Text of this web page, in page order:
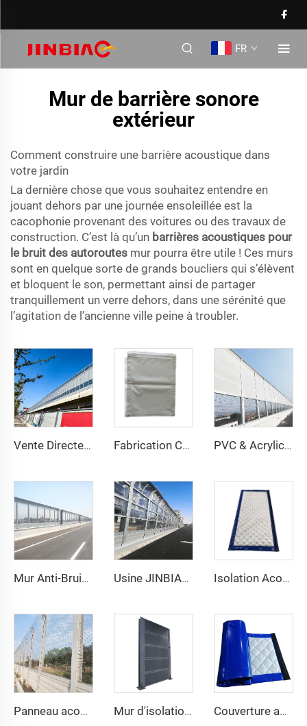
FR
Mur de barrière sonore
extérieur
Comment construire une barrière acoustique dans
votre jardin
La dernière chose que vous souhaitez entendre en
jouant dehors par une journée ensoleillée est la
cacophonie provenant des voitures ou des travaux de
construction. C’est là qu’un barrières acoustiques pour
le bruit des autoroutes mur pourra être utile ! Ces murs
sont en quelque sorte de grands boucliers qui s’élèvent
et bloquent le son, permettant ainsi de partager
tranquillement un verre dehors, dans une sérénité que
l’agitation de l’ancienne ville peine à troubler.
Vente Directe Usine Barrière Acoustique PVC Mur de Séparation Anti-Bruit pour Autoroute Feuille d'Acrylique Barrière Acoustique pour Autoroute aux Émirats Arabes Unis Fabrication Chinoise PVC Vinyle Chargé Anti-Bruit Usine Spécialisée en Barrières en Caoutchouc Livraison Directe d'Usine PVC & Acrylic Panneau Anti-Bruit Extérieur avec Fonction d'Isolation Acoustique Utilisation Extérieure
Mur Anti-Bruit Routier Extérieur Moderne à Haute Performance Acoustique Panneau Stylé en Acrylique Usine JINBIAO Vente Chaude 3D Modèle Design PVC Panneau Anti-Bruit Acoustique pour Autoroutes Fabriqué en Chine Garantie 5 Ans Isolation Acoustique Sols Panneau Anti-Bruit pour Chantier ou Échafaudage Machine
Panneau acoustique extérieur Barrière anti-bruit Usine Prix des barrières acoustiques Mur d'isolation acoustique Clôture Panneaux de barrière anti-bruit en aluminium acrylique Prix des barrières acoustiques pour autoroute Couverture acoustique de couleur multiple, filet pare-son, rideaux insonorisants, couverture anti-bruit